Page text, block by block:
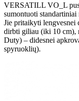
VERSATILL VO_L
sumontuoti
Jie pritaikyti lengvesnei
dirbti giliau (iki 10 cm),
Duty) – didesnei
spyruoklių).